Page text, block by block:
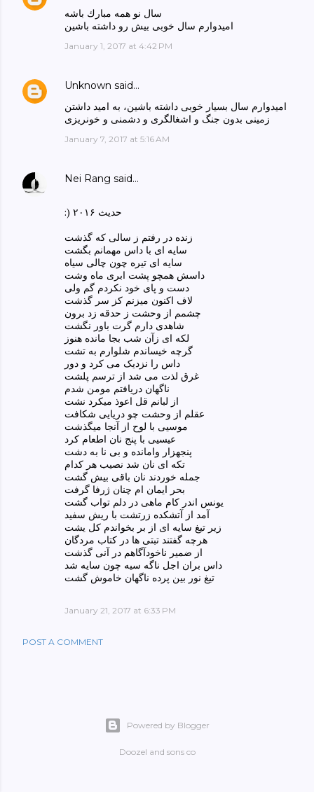
سال نو همه مبارك باشه
اميدوارم سال خوبى بيش رو داشته باشين
January 1, 2017 at 4:42 PM
Unknown said…
امیدوارم سال بسیار خوبی داشته باشین، به امید داشتن
زمینی بدون جنگ و اشغالگری و دشمنی و خونریزی
January 7, 2017 at 5:16 AM
Nei Rang said…
​:) حدیث ۲۰۱۶
زنده در رفتم ز سالی که گذشت
سایه ای با داس مهمانم بگشت
سایه ای تیره چون چالی سیاه
داسش همچو پشت ابری ماه وشت
دست و پای خود نکردم گم ولی
لاف اکنون میزنم کز سر گذشت
چشمم از وحشت ز حدقه زد برون
شاهدی دارم گرت باور نگشت
لکه ای زآن شب بجا مانده هنوز
گرچه خیساندم شلوارم به تشت
داس را نزدیک می کرد و دور
غرق لذت می شد از ترسم پلشت
ناگهان دریافتم مومن شدم
از لبانم قل اعوذ میکرد نشت
عقلم از وحشت چو دریایی شکافت
موسیی با لوح از آنجا میگذشت
عیسیی با پنج نان اطعام کرد
پنجهزار وامانده و بی نا به دشت
تکه ای نان شد نصیب هر کدام
جمله خوردند نان باقی بیش گشت
بحر ایمان ام چنان ژرفا گرفت
یونس اندر کام ماهی در دلم تواب گشت
آمد از آتشکده زرتشت با ریش سفید
زیر تیغ سایه ای از بر بخواندم کل یشت
هرچه گفتند تبتی ها در کتاب مردگان
از ضمیر ناخودآگاهم در آنی گذشت
داس بران اجل ناگه سیه چون سایه شد
تیغ نور بین پرده ناگهان خاموش گشت
January 21, 2017 at 6:33 PM
POST A COMMENT
Powered by Blogger
Doozel and sons co